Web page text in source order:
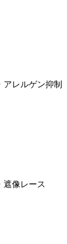
レルゲン抑制
遮像レース